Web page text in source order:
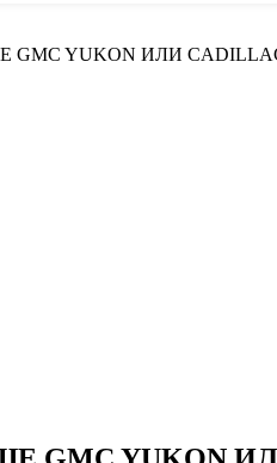
YUKON ИЛИ